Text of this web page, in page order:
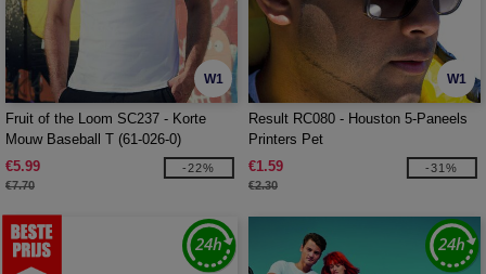
W1
Fruit of the Loom SC237 - Korte
Mouw Baseball T (61-026-0)
€5.99
€7.70
-22%
W1
Result RC080 - Houston 5-Paneels
Printers Pet
€1.59
€2.30
-31%